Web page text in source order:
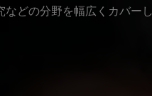
どの分野を幅広くカバーし